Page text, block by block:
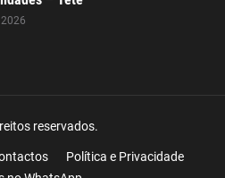
reservados.
Política e Privacidade